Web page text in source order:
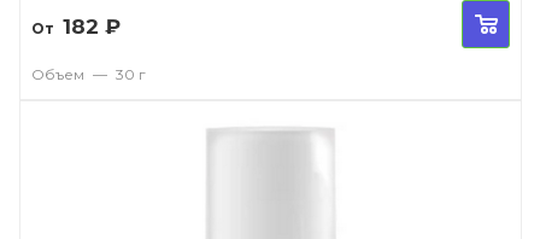
От 182 ₽
Объем — 30 г